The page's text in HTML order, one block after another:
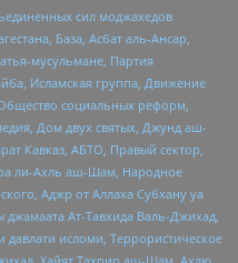
сил моджахедов
База, Асбат аль-Ансар,
мусульмане, Партия
Исламская группа, Движение
социальных реформ,
Дом двух святых, Джунд аш-
Кавказ, АБТО, Правый сектор,
ли-Ахль аш-Шам, Народное
Аджр от Аллаха Субхану уа
Ат-Тавхида Валь-Джихад,
исломи, Террористическое